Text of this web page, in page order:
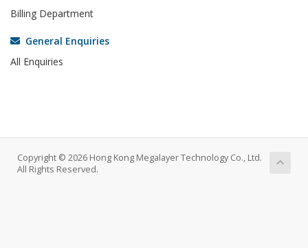
Billing Department
General Enquiries
All Enquiries
Copyright © 2026 Hong Kong Megalayer Technology Co., Ltd.
All Rights Reserved.